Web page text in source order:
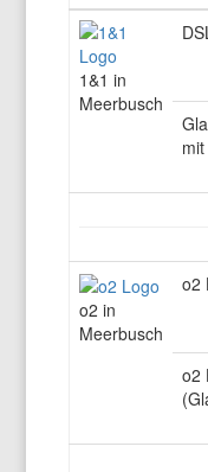
1&1 in
Meerbusch
o2 in
Meerbusch
o2
o2